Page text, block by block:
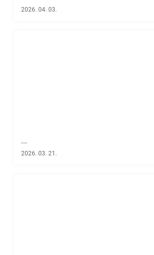
2026. 04. 03.
...
2026. 03. 21.